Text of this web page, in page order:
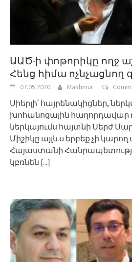
ԱԱԾ-ի փոթորիկը ողջ
Հենց հիմա ոչնչացնող
07.05.2020 Makhmur
Սիերլի՛ հայրենակիցներ,
խոհանոցային հաղորդավար
ներկայումս հայտնի Սերժ
Միշիկը այլևս երբեք չի
Հայաստանի
կբռնեն [...]